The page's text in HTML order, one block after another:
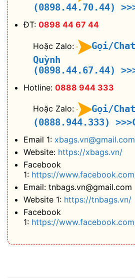
(0898.44.70.44)
ĐT: 0898 44 67 44
Hoặc Zalo:
Gọi/
Quỳnh
(0898.44.67.44)
Hotline: 0888 944 333
Hoặc Zalo:
Gọi/
(0888.944.333)
Email 1: xbags.vn@gmail.com
Website: https://xbags.vn/
Facebook
1: https://
Email: tnbags.vn@gmail.com
Website 1: https://tnbags.vn/
Facebook
1: https://